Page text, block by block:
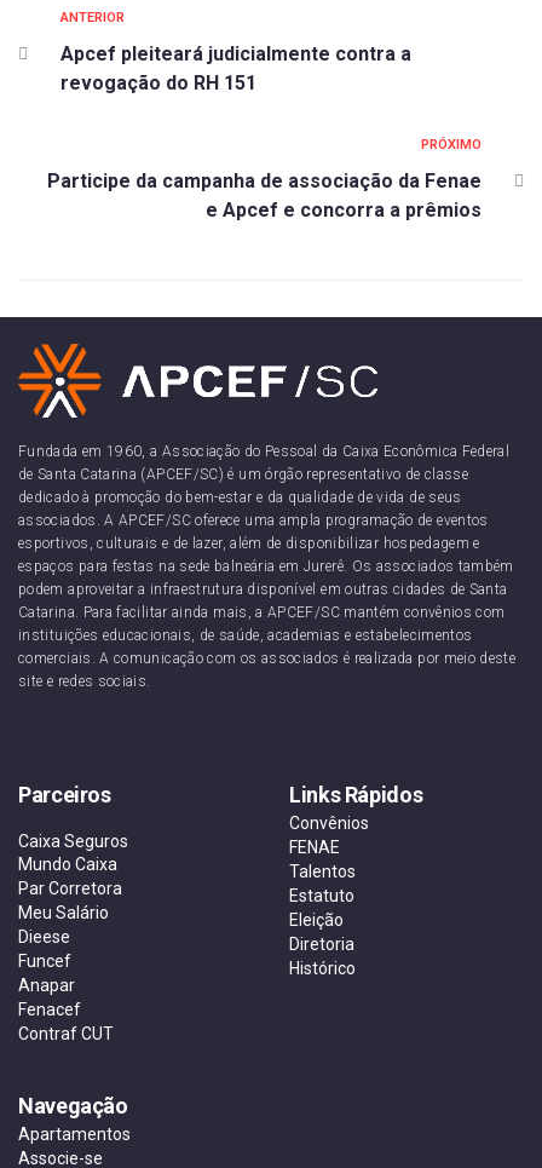
ANTERIOR
Apcef pleiteará judicialmente contra a
revogação do RH 151
PRÓXIMO
Participe da campanha de associação da Fenae
e Apcef e concorra a prêmios
Fundada em 1960, a Associação do Pessoal da Caixa Econômica Federal
de Santa Catarina (APCEF/SC) é um órgão representativo de classe
dedicado à promoção do bem-estar e da qualidade de vida de seus
associados. A APCEF/SC oferece uma ampla programação de eventos
esportivos, culturais e de lazer, além de disponibilizar hospedagem e
espaços para festas na sede balneária em Jurerê. Os associados também
podem aproveitar a infraestrutura disponível em outras cidades de Santa
Catarina. Para facilitar ainda mais, a APCEF/SC mantém convênios com
instituições educacionais, de saúde, academias e estabelecimentos
comerciais. A comunicação com os associados é realizada por meio deste
site e redes sociais.
Parceiros
Caixa Seguros
Mundo Caixa
Par Corretora
Meu Salário
Dieese
Funcef
Anapar
Fenacef
Contraf CUT
Links Rápidos
Convênios
FENAE
Talentos
Estatuto
Eleição
Diretoria
Histórico
Navegação
Apartamentos
Associe-se